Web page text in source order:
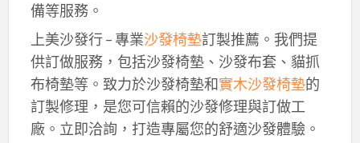
備等服務。
上美沙發行 – 專業沙發椅墊訂製推薦。我們提
供訂做服務，包括沙發椅墊、沙發布套、貓抓
布椅墊等。致力於沙發椅墊和實木沙發椅墊的
訂製修理，是您可信賴的沙發修理與訂做工
廠。立即洽詢，打造專屬您的舒適沙發體驗。